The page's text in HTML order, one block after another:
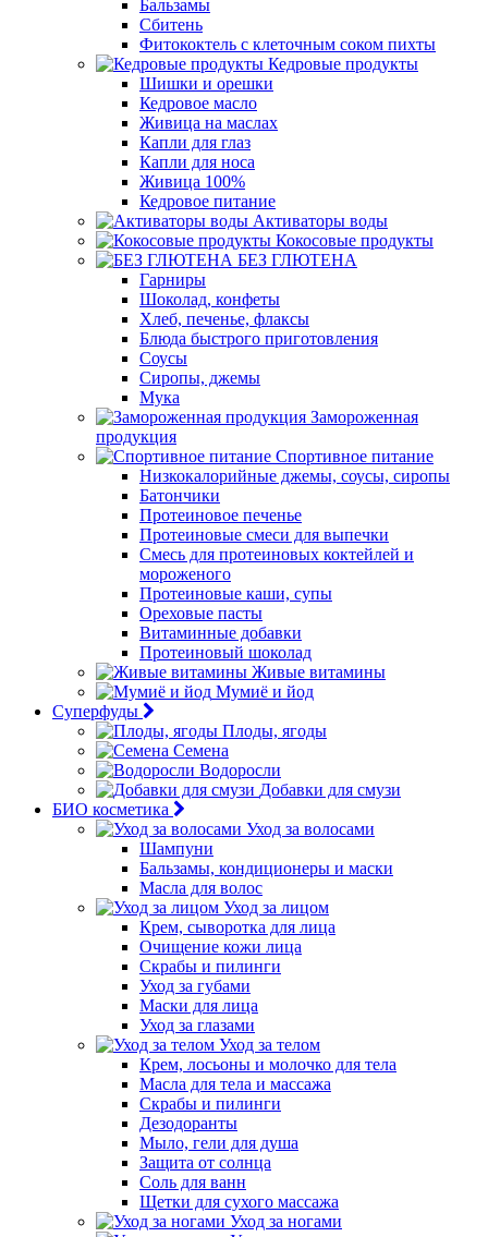
Бальзамы
Сбитень
Фитококтель с клеточным соком пихты
Кедровые продукты
Шишки и орешки
Кедровое масло
Живица на маслах
Капли для глаз
Капли для носа
Живица 100%
Кедровое питание
Активаторы воды
Кокосовые продукты
БЕЗ ГЛЮТЕНА
Гарниры
Шоколад, конфеты
Хлеб, печенье, флаксы
Блюда быстрого приготовления
Соусы
Сиропы, джемы
Мука
Замороженная
продукция
Спортивное питание
Низкокалорийные джемы, соусы, сиропы
Батончики
Протеиновое печенье
Протеиновые смеси для выпечки
Смесь для протеиновых коктейлей и
мороженого
Протеиновые каши, супы
Ореховые пасты
Витаминные добавки
Протеиновый шоколад
Живые витамины
Мумиё и йод
Суперфуды
Плоды, ягоды
Семена
Водоросли
Добавки для смузи
БИО косметика
Уход за волосами
Шампуни
Бальзамы, кондиционеры и маски
Масла для волос
Уход за лицом
Крем, сыворотка для лица
Очищение кожи лица
Скрабы и пилинги
Уход за губами
Маски для лица
Уход за глазами
Уход за телом
Крем, лосьоны и молочко для тела
Масла для тела и массажа
Скрабы и пилинги
Дезодоранты
Мыло, гели для душа
Защита от солнца
Соль для ванн
Щетки для сухого массажа
Уход за ногами